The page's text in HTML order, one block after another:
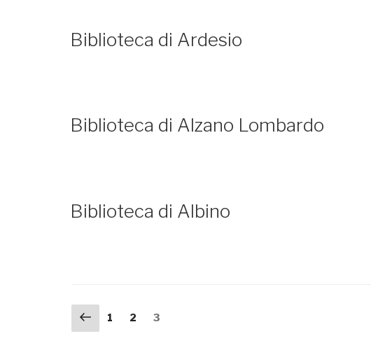
Biblioteca di Ardesio
Biblioteca di Alzano Lombardo
Biblioteca di Albino
Navigazione
Pagina
precedente
Pagina
1 Pagina
2 Pagina
3